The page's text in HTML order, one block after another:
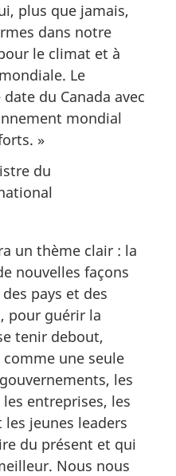
plus que jamais,
dans notre
le climat et à
Le
du Canada avec
mondial
»
du
un thème clair : la
nouvelles façons
pays et des
pour guérir la
tenir debout,
une seule
les
entreprises, les
jeunes leaders
du présent et qui
Nous nous